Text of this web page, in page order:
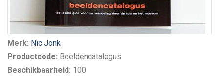
Merk: Nic Jonk
Productcode: Beeldencatalogus
Beschikbaarheid: 100